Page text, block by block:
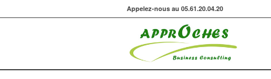
Appelez-nous au 05.61.20.04.20